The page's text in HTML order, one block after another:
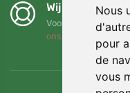
Nous
pour
de
vous
Wij steunen
Voor elke bestelling
ons